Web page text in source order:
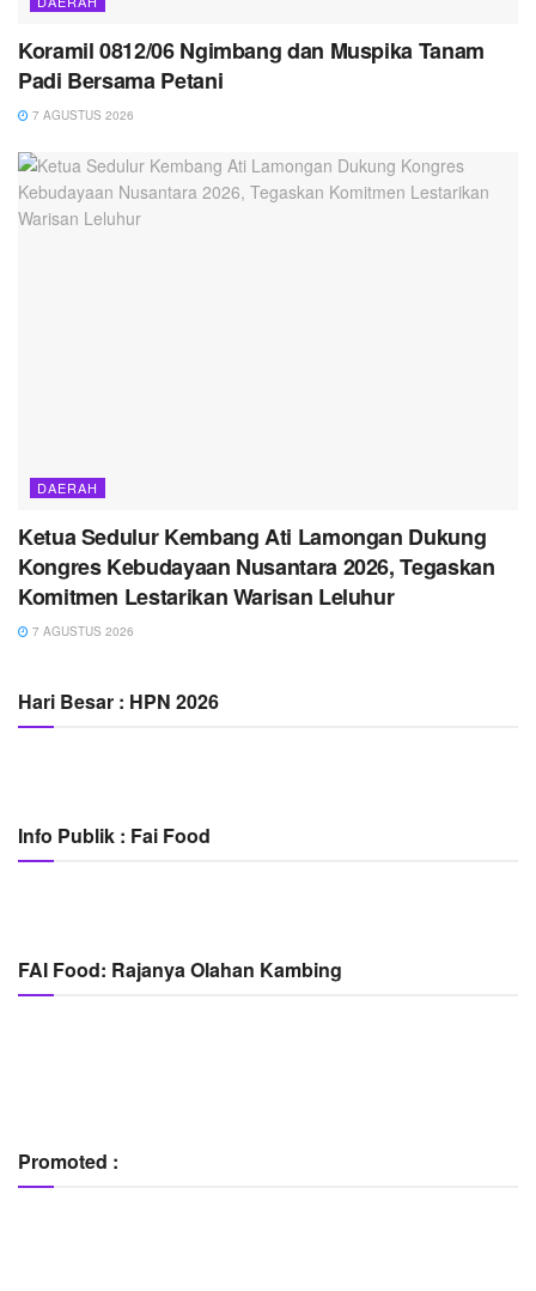
Koramil 0812/06 Ngimbang dan Muspika Tanam
Padi Bersama Petani
7 AGUSTUS 2026
DAERAH
Ketua Sedulur Kembang Ati Lamongan Dukung
Kongres Kebudayaan Nusantara 2026, Tegaskan
Komitmen Lestarikan Warisan Leluhur
7 AGUSTUS 2026
Hari Besar : HPN 2026
Info Publik : Fai Food
FAI Food: Rajanya Olahan Kambing
Promoted :